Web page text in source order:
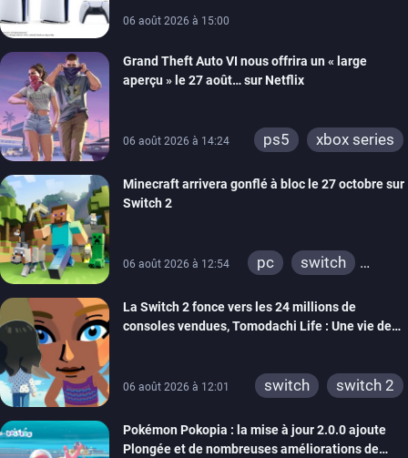
06 août 2026 à 15:00
Grand Theft Auto VI nous offrira un « large
aperçu » le 27 août… sur Netflix
06 août 2026 à 14:24 ps5 xbox series
Minecraft arrivera gonflé à bloc le 27 octobre sur
Switch 2
06 août 2026 à 12:54 pc
switch
xbox one
wiiu
3ds
ps3
switch 2
La Switch 2 fonce vers les 24 millions de
consoles vendues, Tomodachi Life : Une vie de
06 août 2026 à 12:01 switch switch 2
Pokémon Pokopia : la mise à jour 2.0.0 ajoute
Plongée et de nombreuses améliorations de